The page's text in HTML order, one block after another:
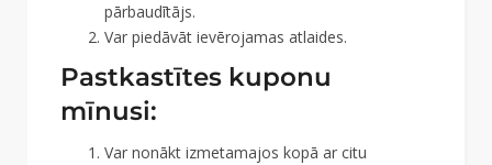
pārbaudītājs.
Var piedāvāt ievērojamas atlaides.
Pastkastītes kuponu
mīnusi:
Var nonākt izmetamajos kopā ar citu